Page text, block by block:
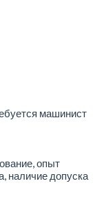
машинист
опыт
наличие допуска